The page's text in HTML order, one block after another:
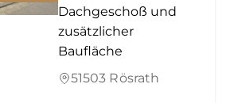
Dachgeschoß und
zusätzlicher
Baufläche
51503 Rösrath